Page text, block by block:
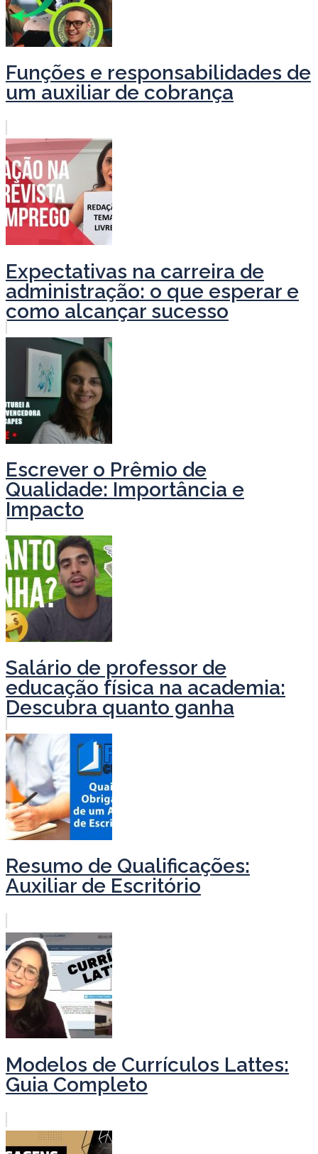
Funções e responsabilidades de
um auxiliar de cobrança
Expectativas na carreira de
administração: o que esperar e
como alcançar sucesso
Escrever o Prêmio de
Qualidade: Importância e
Impacto
Salário de professor de
educação física na academia:
Descubra quanto ganha
Resumo de Qualificações:
Auxiliar de Escritório
Modelos de Currículos Lattes:
Guia Completo